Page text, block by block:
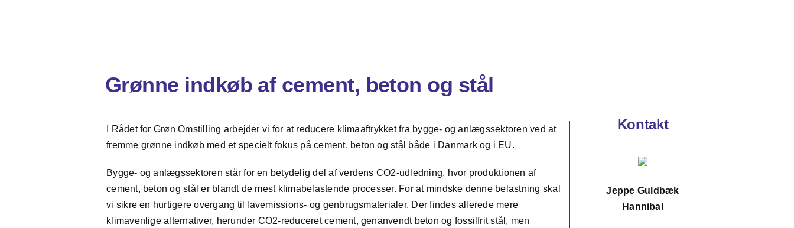
Grønne indkøb af cement, beton og stål
I Rådet for Grøn Omstilling arbejder vi for at reducere klimaaftrykket fra bygge- og anlægssektoren ved at
fremme grønne indkøb med et specielt fokus på cement, beton og stål både i Danmark og i EU.
Bygge- og anlægssektoren står for en betydelig del af verdens CO2-udledning, hvor produktionen af
cement, beton og stål er blandt de mest klimabelastende processer. For at mindske denne belastning skal
vi sikre en hurtigere overgang til lavemissions- og genbrugsmaterialer. Der findes allerede mere
klimavenlige alternativer, herunder CO2-reduceret cement, genanvendt beton og fossilfrit stål, men
Kontakt
Jeppe Guldbæk
Hannibal